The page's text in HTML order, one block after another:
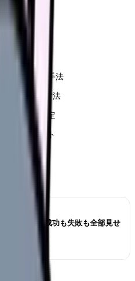
ていきます。
の具体的な手法
時間管理の方法
方と効果測定
めのポイント
え方
善事例
験談12選｜成功も失敗も全部見せ